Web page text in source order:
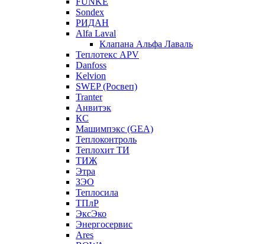
Sondex
РИДАН
Alfa Laval
Клапана Альфа Лаваль
Теплотекс APV
Danfoss
Kelvion
SWEP (Росвеп)
Tranter
Анвитэк
КС
Машимпэкс (GEA)
Теплоконтроль
Теплохит ТИ
ТИЖ
Этра
ЗЭО
Теплосила
ТПлР
ЭксЭко
Энергосервис
Ares